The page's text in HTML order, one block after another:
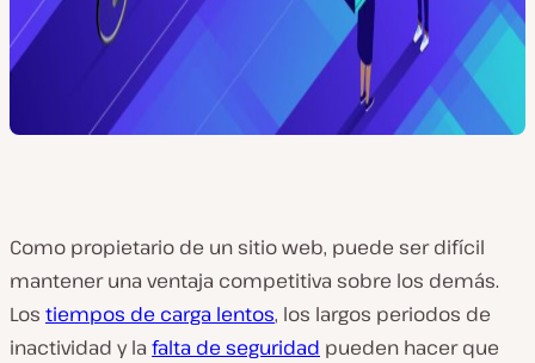
Como propietario de un sitio web, puede ser difícil
mantener una ventaja competitiva sobre los demás.
Los tiempos de carga lentos, los largos periodos de
inactividad y la falta de seguridad pueden hacer que